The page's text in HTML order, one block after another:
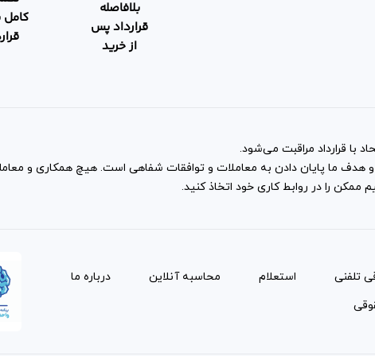
بلافاصله
قرارداد پس
از خرید
کامل
با قرارداد مراقبت می‌شود.
و هدف ما پایان دادن به معاملات و توافقات شفاهی است. هیچ همکاری و
را در روابط کاری خود اتخاذ کنید.
تلفنی استعلام محاسبه آنلاین
درباره ما